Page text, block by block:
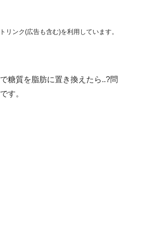
リンク(広告も含む)を利用しています。
糖質を脂肪に置き換えたら..?問
す。